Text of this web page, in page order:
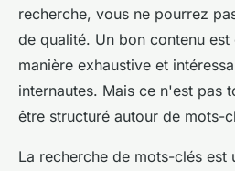
recherche, vous ne pourrez
de qualité. Un bon contenu
manière exhaustive et
internautes. Mais ce n'est pas
être structuré autour de mots-
La recherche de mots-clés est